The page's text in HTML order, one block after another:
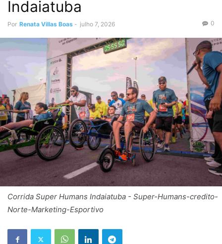
Indaiatuba
Por Renata Villas Boas - julho 7, 2026 0
Corrida Super Humans Indaiatuba - Super-Humans-credito-
Norte-Marketing-Esportivo